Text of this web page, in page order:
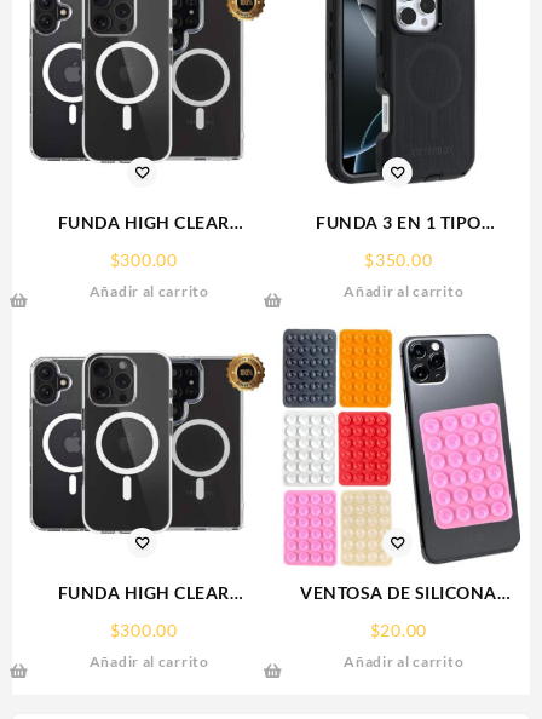
FUNDA HIGH CLEAR
WEKOVER
$300.00
Añadir al carrito
FUNDA 3 EN 1 TIPO
S26 ULTRA SAMSUNG S26
ULTRA
$350.00
Añadir al carrito
FUNDA HIGH CLEAR
IPHONE 15 WEKOVER
$300.00
Añadir al carrito
VENTOSA DE SILICONA
SOPORTE PARA CELULAR
$20.00
Añadir al carrito